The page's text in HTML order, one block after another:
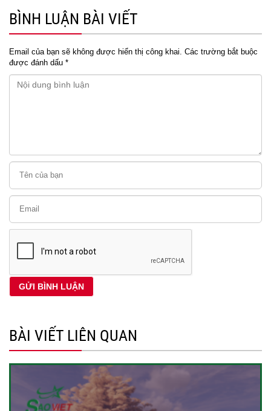
BÌNH LUẬN BÀI VIẾT
Email của bạn sẽ không được hiển thị công khai. Các trường bắt buộc
được đánh dấu *
BÀI VIẾT LIÊN QUAN